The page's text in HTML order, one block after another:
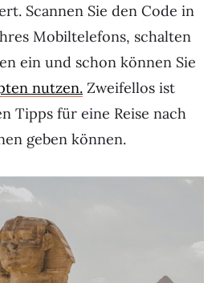
Scannen Sie den Code in
Mobiltelefons, schalten
ein und schon können Sie
nutzen. Zweifellos ist
Tipps für eine Reise nach
geben können.